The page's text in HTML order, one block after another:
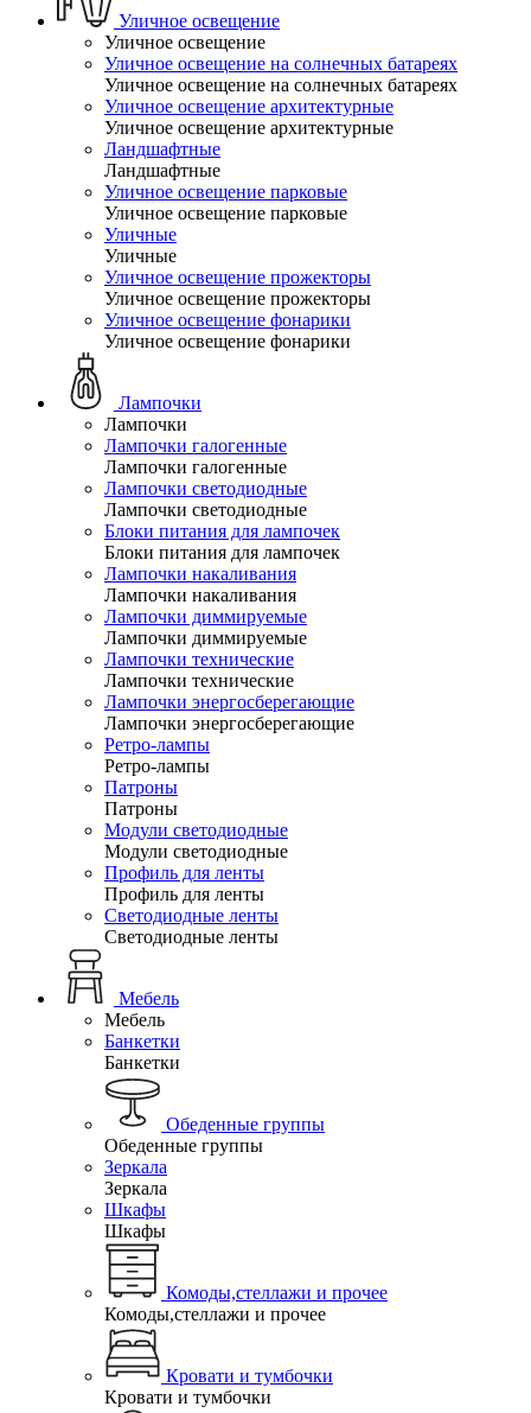
Уличное освещение
Уличное освещение
Уличное освещение на солнечных батареях
Уличное освещение на солнечных батареях
Уличное освещение архитектурные
Уличное освещение архитектурные
Ландшафтные
Ландшафтные
Уличное освещение парковые
Уличное освещение парковые
Уличные
Уличные
Уличное освещение прожекторы
Уличное освещение прожекторы
Уличное освещение фонарики
Уличное освещение фонарики
Лампочки
Лампочки
Лампочки галогенные
Лампочки галогенные
Лампочки светодиодные
Лампочки светодиодные
Блоки питания для лампочек
Блоки питания для лампочек
Лампочки накаливания
Лампочки накаливания
Лампочки диммируемые
Лампочки диммируемые
Лампочки технические
Лампочки технические
Лампочки энергосберегающие
Лампочки энергосберегающие
Ретро-лампы
Ретро-лампы
Патроны
Патроны
Модули светодиодные
Модули светодиодные
Профиль для ленты
Профиль для ленты
Светодиодные ленты
Светодиодные ленты
Мебель
Мебель
Банкетки
Банкетки
Обеденные группы
Обеденные группы
Зеркала
Зеркала
Шкафы
Шкафы
Комоды,стеллажи и прочее
Комоды,стеллажи и прочее
Кровати и тумбочки
Кровати и тумбочки